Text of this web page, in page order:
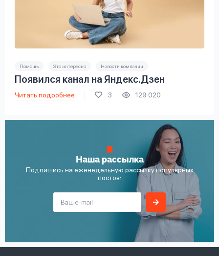
Помощь Это интересно Новости компании
Появился канал на Яндекс.Дзен
Читать подробнее 3 129 020
Наша рассылка
Подпишись на еженедельную рассылку популярных
постов: